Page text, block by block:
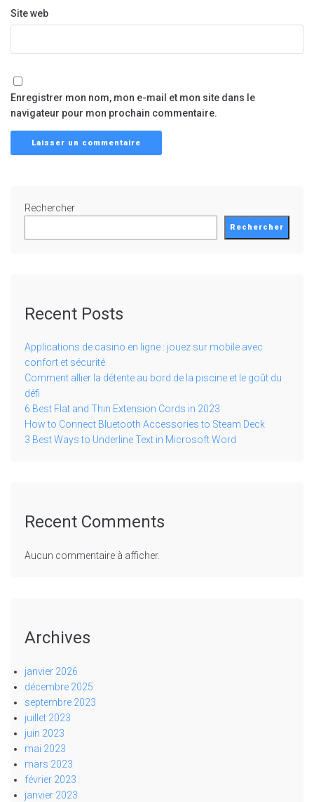
Site web
Enregistrer mon nom, mon e-mail et mon site dans le
navigateur pour mon prochain commentaire.
Rechercher
Rechercher
Recent Posts
Applications de casino en ligne : jouez sur mobile avec
confort et sécurité
Comment allier la détente au bord de la piscine et le goût du
défi
6 Best Flat and Thin Extension Cords in 2023
How to Connect Bluetooth Accessories to Steam Deck
3 Best Ways to Underline Text in Microsoft Word
Recent Comments
Aucun commentaire à afficher.
Archives
janvier 2026
décembre 2025
septembre 2023
juillet 2023
juin 2023
mai 2023
mars 2023
février 2023
janvier 2023